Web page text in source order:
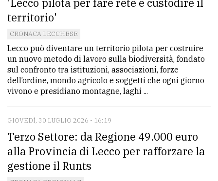
'Lecco pilota per fare rete e custodire il
territorio'
CRONACA LECCHESE
Lecco può diventare un territorio pilota per costruire
un nuovo metodo di lavoro sulla biodiversità, fondato
sul confronto tra istituzioni, associazioni, forze
dell’ordine, mondo agricolo e soggetti che ogni giorno
vivono e presidiano montagne, laghi ...
GIOVEDÌ, 30 LUGLIO 2026 - 16:19
Terzo Settore: da Regione 49.000 euro
alla Provincia di Lecco per rafforzare la
gestione il Runts